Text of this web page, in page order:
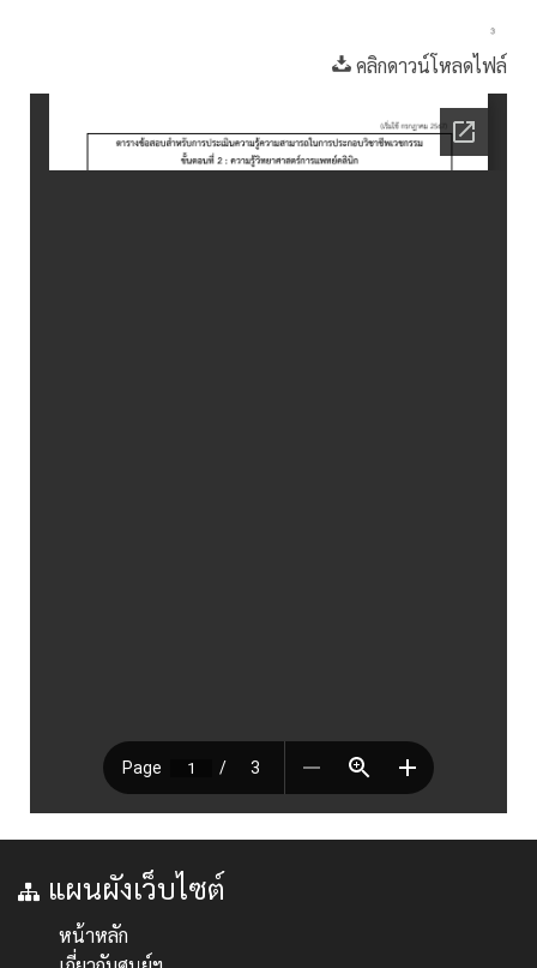
คลิกดาวน์โหลดไฟล์
แผนผังเว็บไซต์
หน้าหลัก